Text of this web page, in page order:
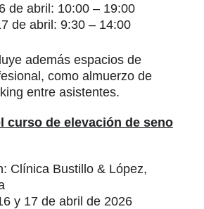
de abril: 10:00 – 19:00
de abril: 9:30 – 14:00
además espacios de
como almuerzo de
entre asistentes.
curso de elevación de seno
Clínica Bustillo & López,
y 17 de abril de 2026